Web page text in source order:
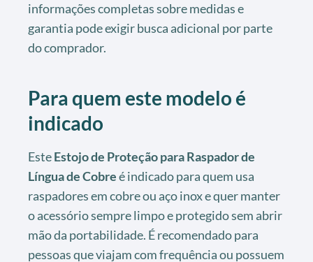
informações completas sobre medidas e
garantia pode exigir busca adicional por parte
do comprador.
Para quem este modelo é
indicado
EsteEstojo de Proteção para Raspador de
Língua de Cobreé indicado para quem usa
raspadores em cobre ou aço inox e quer manter
o acessório sempre limpo e protegido sem abrir
mão da portabilidade. É recomendado para
pessoas que viajam com frequência ou possuem